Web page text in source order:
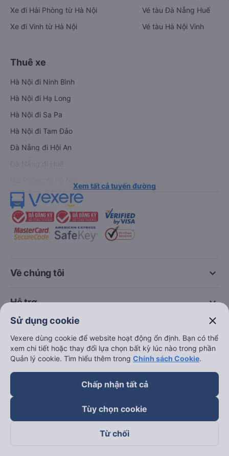
Xe đi Hải Phòng từ Hà Nội
Xe đi Vinh từ Hà Nội
Vé tàu Đà Nẵng Huế
Vé tàu Hà Nội Vinh
Thuê xe
Hà Nội đi Ninh Bình
Hà Nội đi Hạ Long
Hà Nội đi Sa Pa
Hà Nội đi Tam Đảo
Đà Nẵng đi Hội An
Xem tất cả tuyến đường
keyboard_arrow_down
Về chúng tôi
keyboard_arrow_down
Hỗ trợ
keyboard_arrow_down
Đối tác thanh toán
Sử dụng cookie close
Vexere dùng cookie để website hoạt động ổn định. Bạn có thể
xem chi tiết hoặc thay đổi lựa chọn bất kỳ lúc nào trong phần
Quản lý cookie. Tìm hiểu thêm trong Chính sách Cookie.
Chấp nhận tất cả
Tùy chọn cookie
Từ chối